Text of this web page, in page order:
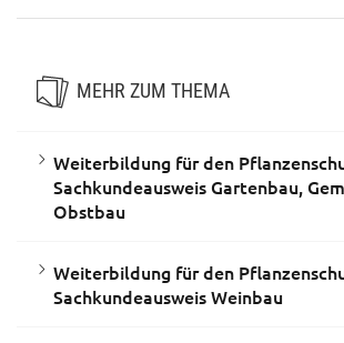
MEHR ZUM THEMA
Weiterbildung für den
Sachkundeausweis Gartenbau,
Obstbau
Weiterbildung für den
Sachkundeausweis Weinbau